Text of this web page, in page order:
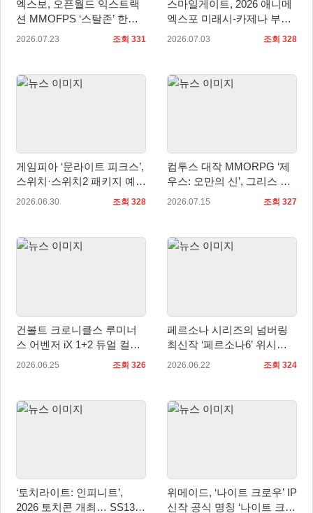
엑스보, 오픈월드 익스트랙
션 MMOFPS ‘스탈존’ 한국
정식 출시
2026.07.23 조회 331
스마일게이트, 2026 애니메
엑스포 미래시-카제나 부스
정식 오픈
2026.07.03 조회 328
게임피아 ‘문라이트 피크스’,
스위치·스위치2 패키지 예약
판매 7월 1일 시작
2026.06.30 조회 328
컴투스 대작 MMORPG ‘제
우스: 오만의 신’, 그리스 신
화 속으로 이끄는 몰입의 설
2026.07.15 조회 327
건볼트 크로니클스 루미너
스 어벤저 iX 1+2 듀얼 컬렉
션, 패키지 예약판매 시작
2026.06.25 조회 326
페르소나 시리즈의 넘버링
최신작 ‘페르소나6’ 위시리
스트에 추가 가능!
2026.06.22 조회 324
‘토치라이트: 인피니트’,
2026 토치콘 개최… SS13
위메이드, ‘나이트 크로우’ IP
신작 공식 명칭 ‘나이트 크로